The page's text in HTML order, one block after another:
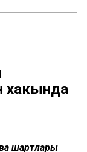
хакында
шартлары